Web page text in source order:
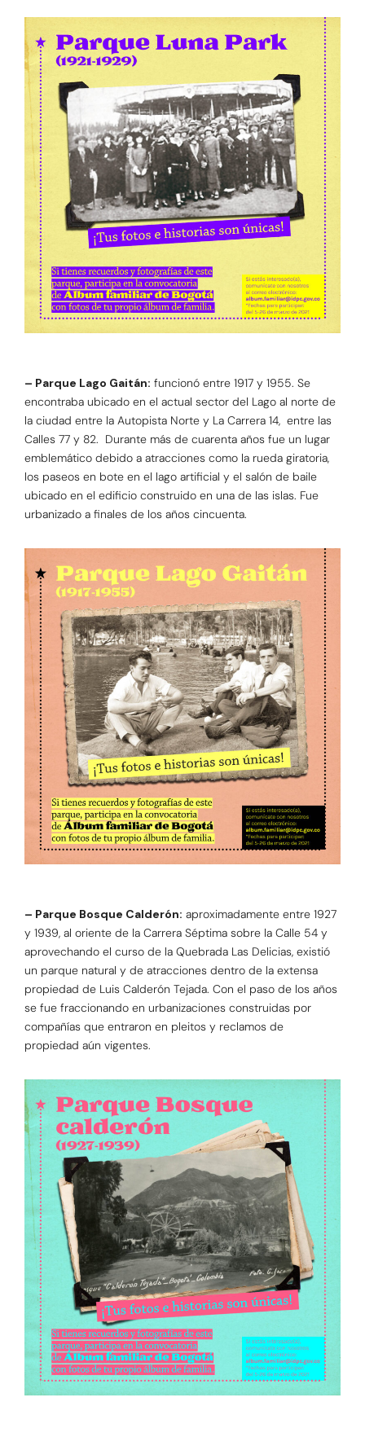
– Parque Lago Gaitán: funcionó entre 1917 y 1955. Se
encontraba ubicado en el actual sector del Lago al norte de
la ciudad entre la Autopista Norte y La Carrera 14, entre las
Calles 77 y 82. Durante más de cuarenta años fue un lugar
emblemático debido a atracciones como la rueda giratoria,
los paseos en bote en el lago artificial y el salón de baile
ubicado en el edificio construido en una de las islas. Fue
urbanizado a finales de los años cincuenta.
– Parque Bosque Calderón: aproximadamente entre 1927
y 1939, al oriente de la Carrera Séptima sobre la Calle 54 y
aprovechando el curso de la Quebrada Las Delicias, existió
un parque natural y de atracciones dentro de la extensa
propiedad de Luis Calderón Tejada. Con el paso de los años
se fue fraccionando en urbanizaciones construidas por
compañías que entraron en pleitos y reclamos de
propiedad aún vigentes.